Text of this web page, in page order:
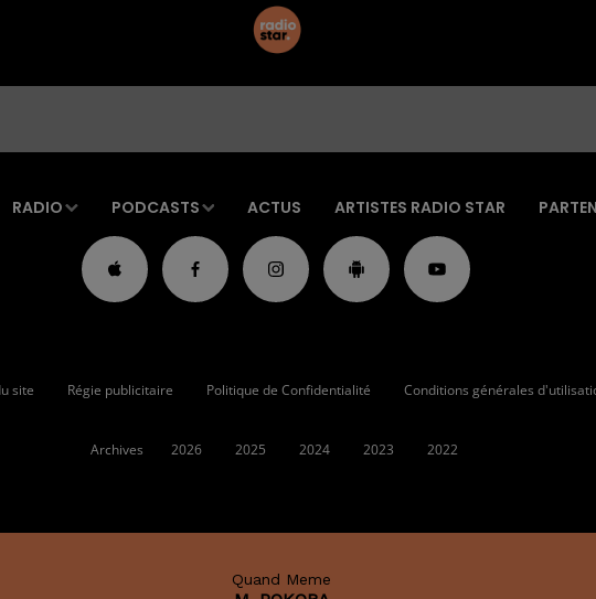
RADIO PODCASTS ACTUS ARTISTES RADIO STAR
Quand Meme
site Régie publicitaire Politique de Confidentialité Conditions générales
Archives 2026 2025 2024 2023 2022